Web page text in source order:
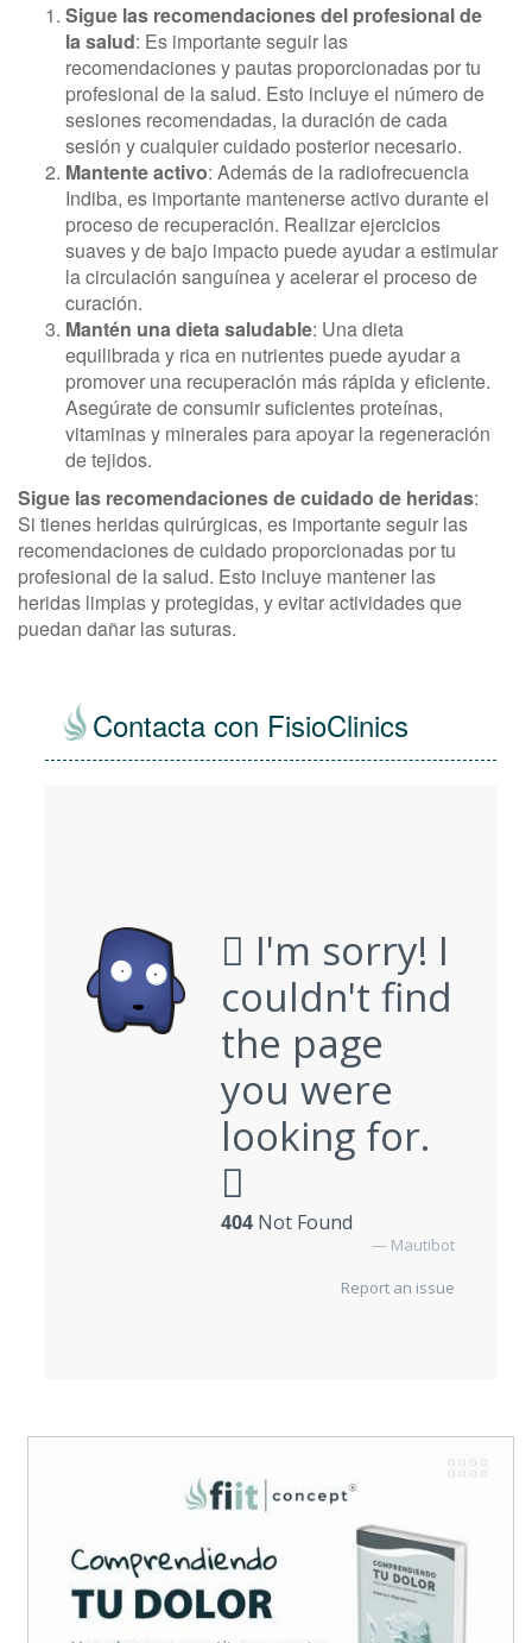
Sigue las recomendaciones del profesional de
la salud: Es importante seguir las
recomendaciones y pautas proporcionadas por tu
profesional de la salud. Esto incluye el número de
sesiones recomendadas, la duración de cada
sesión y cualquier cuidado posterior necesario.
Mantente activo: Además de la radiofrecuencia
Indiba, es importante mantenerse activo durante el
proceso de recuperación. Realizar ejercicios
suaves y de bajo impacto puede ayudar a estimular
la circulación sanguínea y acelerar el proceso de
curación.
Mantén una dieta saludable: Una dieta
equilibrada y rica en nutrientes puede ayudar a
promover una recuperación más rápida y eficiente.
Asegúrate de consumir suficientes proteínas,
vitaminas y minerales para apoyar la regeneración
de tejidos.
Sigue las recomendaciones de cuidado de heridas:
Si tienes heridas quirúrgicas, es importante seguir las
recomendaciones de cuidado proporcionadas por tu
profesional de la salud. Esto incluye mantener las
heridas limpias y protegidas, y evitar actividades que
puedan dañar las suturas.
Contacta con FisioClinics